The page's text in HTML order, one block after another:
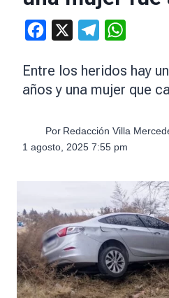
Facebook Telegram
Entre los heridos hay
años y una mujer que
Por Redacción Villa
1 agosto, 2025 7:55 pm